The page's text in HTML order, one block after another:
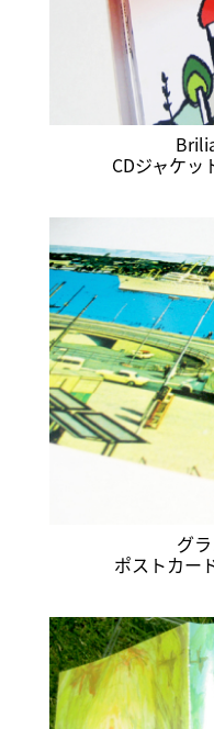
CDジャケッ
グ
ポストカー